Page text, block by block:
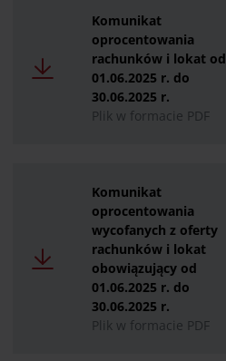
Komunikat
oprocentowania
rachunków i lokat od
01.06.2025 r. do
30.06.2025 r.
Plik w formacie PDF
Komunikat
oprocentowania
wycofanych z oferty
rachunków i lokat
obowiązujący od
01.06.2025 r. do
30.06.2025 r.
Plik w formacie PDF